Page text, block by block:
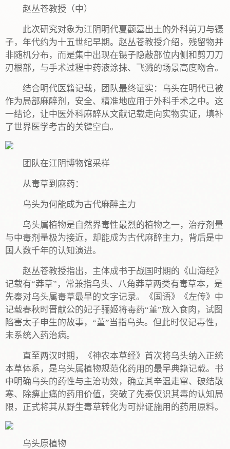
赵丛苍教授（中）
此次研究对象为江阴明代夏颧墓出土的外科剪刀与镊
子，年代约为十五世纪早期。赵丛苍教授介绍，残留物并
非随机分布，而是集中出现在镊子隐蔽部位内侧和剪刀刀
刃根部，与手术过程中药液涂抹、飞溅的场景高度吻合。
结合明代医籍记载，团队最终证实：乌头在明代已被
作为局部麻醉剂，安全、精准地应用于外科手术之中。这
一结论，让中医外科麻醉从文献记载走向实物实证，填补
了世界医学考古的关键空白。
团队在江阴博物馆采样
从毒草到麻药：
乌头为何能成为古代麻醉主力
乌头属植物是自然界毒性最烈的植物之一，治疗剂量
与中毒剂量极为接近，却能成为古代麻醉主力，背后是中
国人数千年的认知演进。
赵丛苍教授指出，主体成书于战国时期的《山海经》
记载有“莽草”，常兼指乌头、八角莽草两类有毒草本，是
先秦对乌头属毒草最早的文字记录。《国语》《左传》中
记载春秋时晋献公的妃子骊姬将毒药“堇”放入食肉，试图
陷害太子申生的故事，“堇”当指乌头。但此时仅记毒性，
未系统入药治病。
直至两汉时期，《神农本草经》首次将乌头纳入正统
本草体系，是乌头属植物规范化药用的最早典籍记载。书
中明确乌头的药性与主治功效，确立其辛温走窜、破结散
寒、除痹止痛的药用价值，突破了先秦仅识其毒的认知局
限，正式将其从野生毒草转化为可辨证施用的药用原料。
乌头原植物